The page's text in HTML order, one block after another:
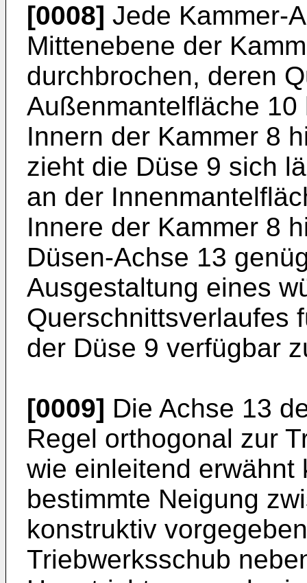
[0008] Jede Kammer-
Mittenebene der
durchbrochen, deren
Außenmantelfläche
Innern der Kammer 8
zieht die Düse 9 sich
an der
Innere der Kammer 8
Düsen-Achse 13
Ausgestaltung eines
Querschnittsverlaufes
der Düse 9 verfügbar
[0009] Die Achse 13
Regel orthogonal zur
wie einleitend erwähnt
bestimmte Neigung
konstruktiv
Triebwerksschub